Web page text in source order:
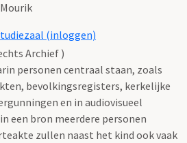
(inloggen)
Archief )
personen centraal staan, zoals
bevolkingsregisters, kerkelijke
en in audiovisueel
een bron meerdere personen
zullen naast het kind ook vaak